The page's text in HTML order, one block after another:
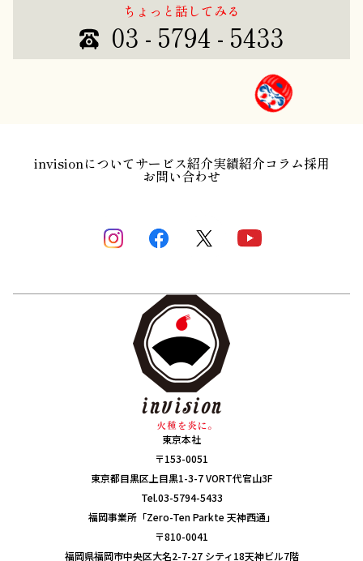
ちょっと話してみる
03 - 5794 - 5433
invisionについてサービス紹介実績紹介コラム採用
お問い合わせ
東京本社
〒153-0051
東京都目黒区上目黒1-3-7 VORT代官山3F
Tel.03-5794-5433
福岡事業所「Zero-Ten Parkte 天神西通」
〒810-0041
福岡県福岡市中央区大名2-7-27 シティ18天神ビル7階